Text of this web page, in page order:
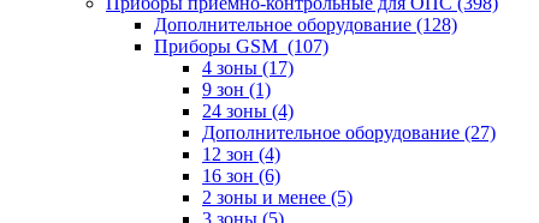
Дополнительное оборудование (128)
Приборы GSM (107)
4 зоны (17)
9 зон (1)
24 зоны (4)
Дополнительное оборудование (27)
12 зон (4)
16 зон (6)
2 зоны и менее (5)
3 зоны (5)